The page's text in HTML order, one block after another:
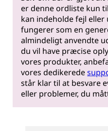
er denne ordliste kun
kan indeholde fejl eller
fungerer som en
almindeligt anvendte
du vil have præcise
vores produkter,
vores dedikerede
står klar til at besvare
eller problemer, du